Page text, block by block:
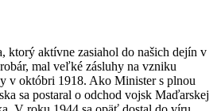
ktorý aktívne zasiahol do našich dejín v
mal veľké zásluhy na vzniku
v októbri 1918. Ako Minister s plnou
sa postaral o odchod vojsk Maďarskej